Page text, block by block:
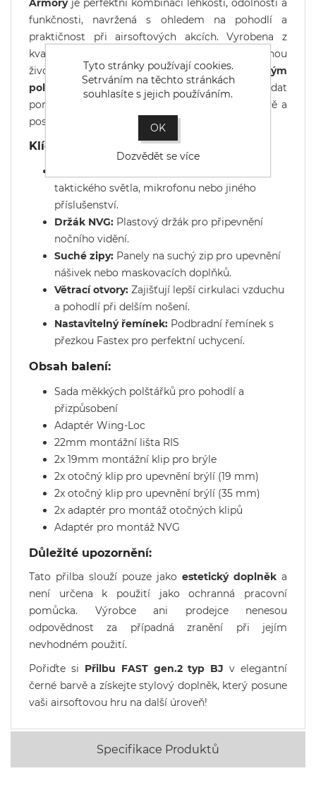
Armoryje perfektní kombinací lehkosti, odolnosti a
funkčnosti, navržená s ohledem na pohodlí a
praktičnost při airsoftových akcích. Vyrobena z
kvalitního plastu ABS, který zajišťuje dlouhou
životnost a odolnost vůči nárazům. Díky
měkkým
polštářkům uvnitř, které lze libovolně uspořádat
pomocí suchého zipu, přilba skvěle sedí na hlavě a
poskytuje maximální komfort.
Klíčové vlastnosti:
taktického světla, mikrofonu nebo jiného
příslušenství.
Držák NVG: Plastový držák pro připevnění
nočního vidění.
Suché zipy: Panely na suchý zip pro upevnění
nášivek nebo maskovacích doplňků.
Větrací otvory: Zajišťují lepší cirkulaci vzduchu
a pohodlí při delším nošení.
Nastavitelný řemínek: Podbradní řemínek s
přezkou Fastex pro perfektní uchycení.
Obsah balení:
Sada měkkých polštářků pro pohodlí a
přizpůsobení
Adaptér Wing-Loc
22mm montážní lišta RIS
2x 19mm montážní klip pro brýle
2x otočný klip pro upevnění brýlí (19 mm)
2x otočný klip pro upevnění brýlí (35 mm)
2x adaptér pro montáž otočných klipů
Adaptér pro montáž NVG
Důležité upozornění:
Tato přilba slouží pouze jako estetický doplněk a
není určena k použití jako ochranná pracovní
pomůcka. Výrobce ani prodejce nenesou
odpovědnost za případná zranění při jejím
nevhodném použití.
Pořiďte si Přilbu FAST gen.2 typ BJ v elegantní
černé barvě a získejte stylový doplněk, který posune
vaši airsoftovou hru na další úroveň!
Specifikace Produktů
Tyto stránky používají cookies.
Setrváním na těchto stránkách
souhlasíte s jejich používáním.
OK
Dozvědět se více